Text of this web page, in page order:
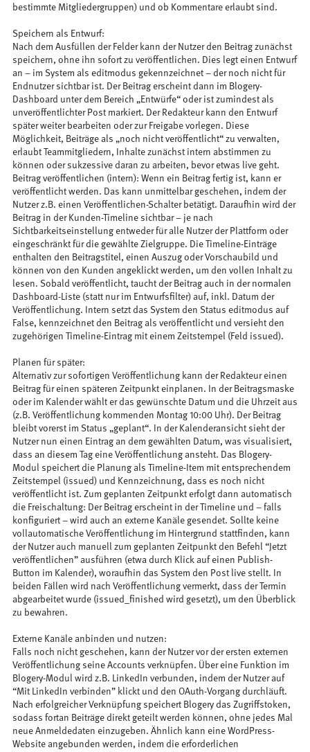
bestimmte Mitgliedergruppen) und ob Kommentare erlaubt sind.
Speichern als Entwurf:
Nach dem Ausfüllen der Felder kann der Nutzer den Beitrag zunächst
speichern, ohne ihn sofort zu veröffentlichen. Dies legt einen Entwurf
an – im System als editmodus gekennzeichnet – der noch nicht für
Endnutzer sichtbar ist. Der Beitrag erscheint dann im Blogery-
Dashboard unter dem Bereich „Entwürfe“ oder ist zumindest als
unveröffentlichter Post markiert. Der Redakteur kann den Entwurf
später weiter bearbeiten oder zur Freigabe vorlegen. Diese
Möglichkeit, Beiträge als „noch nicht veröffentlicht“ zu verwalten,
erlaubt Teammitgliedern, Inhalte zunächst intern abstimmen zu
können oder sukzessive daran zu arbeiten, bevor etwas live geht.
Beitrag veröffentlichen (intern): Wenn ein Beitrag fertig ist, kann er
veröffentlicht werden. Das kann unmittelbar geschehen, indem der
Nutzer z.B. einen Veröffentlichen-Schalter betätigt. Daraufhin wird der
Beitrag in der Kunden-Timeline sichtbar – je nach
Sichtbarkeitseinstellung entweder für alle Nutzer der Plattform oder
eingeschränkt für die gewählte Zielgruppe. Die Timeline-Einträge
enthalten den Beitragstitel, einen Auszug oder Vorschaubild und
können von den Kunden angeklickt werden, um den vollen Inhalt zu
lesen. Sobald veröffentlicht, taucht der Beitrag auch in der normalen
Dashboard-Liste (statt nur im Entwurfsfilter) auf, inkl. Datum der
Veröffentlichung. Intern setzt das System den Status editmodus auf
False, kennzeichnet den Beitrag als veröffentlicht und versieht den
zugehörigen Timeline-Eintrag mit einem Zeitstempel (Feld issued).
Planen für später:
Alternativ zur sofortigen Veröffentlichung kann der Redakteur einen
Beitrag für einen späteren Zeitpunkt einplanen. In der Beitragsmaske
oder im Kalender wählt er das gewünschte Datum und die Uhrzeit aus
(z.B. Veröffentlichung kommenden Montag 10:00 Uhr). Der Beitrag
bleibt vorerst im Status „geplant“. In der Kalenderansicht sieht der
Nutzer nun einen Eintrag an dem gewählten Datum, was visualisiert,
dass an diesem Tag eine Veröffentlichung ansteht. Das Blogery-
Modul speichert die Planung als Timeline-Item mit entsprechendem
Zeitstempel (issued) und Kennzeichnung, dass es noch nicht
veröffentlicht ist. Zum geplanten Zeitpunkt erfolgt dann automatisch
die Freischaltung: Der Beitrag erscheint in der Timeline und – falls
konfiguriert – wird auch an externe Kanäle gesendet. Sollte keine
vollautomatische Veröffentlichung im Hintergrund stattfinden, kann
der Nutzer auch manuell zum geplanten Zeitpunkt den Befehl “Jetzt
veröffentlichen” ausführen (etwa durch Klick auf einen Publish-
Button im Kalender), woraufhin das System den Post live stellt. In
beiden Fällen wird nach Veröffentlichung vermerkt, dass der Termin
abgearbeitet wurde (issued_finished wird gesetzt), um den Überblick
zu bewahren.
Externe Kanäle anbinden und nutzen:
Falls noch nicht geschehen, kann der Nutzer vor der ersten externen
Veröffentlichung seine Accounts verknüpfen. Über eine Funktion im
Blogery-Modul wird z.B. LinkedIn verbunden, indem der Nutzer auf
“Mit LinkedIn verbinden” klickt und den OAuth-Vorgang durchläuft.
Nach erfolgreicher Verknüpfung speichert Blogery das Zugriffstoken,
sodass fortan Beiträge direkt geteilt werden können, ohne jedes Mal
neue Anmeldedaten einzugeben. Ähnlich kann eine WordPress-
Website angebunden werden, indem die erforderlichen